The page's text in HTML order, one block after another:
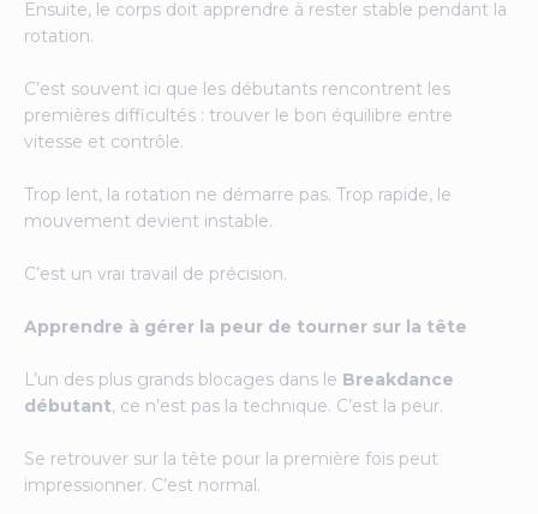
Ensuite, le corps doit apprendre à rester stable pendant la
rotation.
C’est souvent ici que les débutants rencontrent les
premières difficultés : trouver le bon équilibre entre
vitesse et contrôle.
Trop lent, la rotation ne démarre pas. Trop rapide, le
mouvement devient instable.
C’est un vrai travail de précision.
Apprendre à gérer la peur de tourner sur la tête
L’un des plus grands blocages dans le Breakdance
débutant, ce n’est pas la technique. C’est la peur.
Se retrouver sur la tête pour la première fois peut
impressionner. C’est normal.